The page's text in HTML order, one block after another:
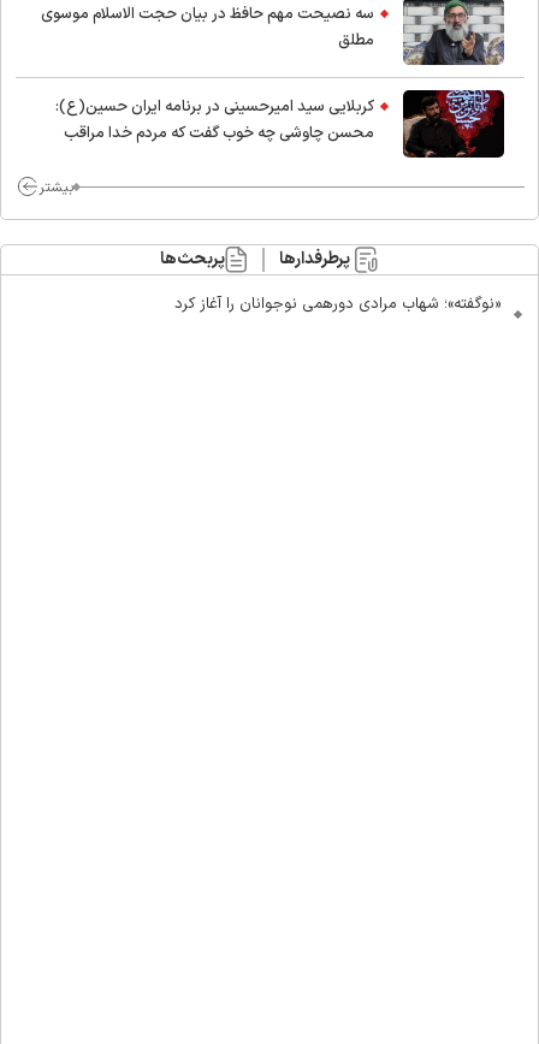
سه نصیحت مهم حافظ در بیان حجت الاسلام موسوی
مطلق
کربلایی سید امیر‌حسینی در برنامه ایران حسین(ع):
محسن چاوشی چه خوب گفت که مردم خدا مراقب
بیشتر
پرطرفدارها پربحث‌ها
«نوگفته»؛ شهاب مرادی دورهمی نوجوانان را آغاز کرد